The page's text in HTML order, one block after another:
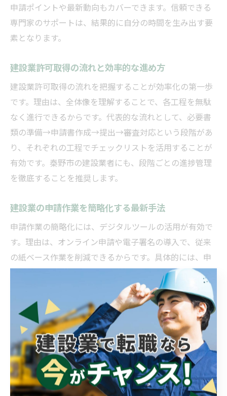
申請ポイントや最新動向もカバーできます。信頼できる
専門家のサポートは、結果的に自分の時間を生み出す要
素となります。
建設業許可取得の流れと効率的な進め方
建設業許可取得の流れを把握することが効率化の第一歩
です。理由は、全体像を理解することで、各工程を無駄
なく進行できるからです。代表的な流れとして、必要書
類の準備→申請書作成→提出→審査対応という段階があ
り、それぞれの工程でチェックリストを活用することが
有効です。秦野市の建設業者にも、段階ごとの進捗管理
を徹底することを推奨します。
建設業の申請作業を簡略化する最新手法
申請作業の簡略化には、デジタルツールの活用が有効で
す。理由は、オンライン申請や電子署名の導入で、従来
の紙ベース作業を削減できるからです。具体的には、申
請書類作成ソフトや、行政の電子申請システムを活用す
る方法が挙げられます。神奈川県秦野市の建設業界で
も、最新技術を積極的に取り入れることで、業務負担の
軽減と自分時間の創出が期待できます。
建設業手続きの見直しが自分時間を生む秘訣
手続きの見直しは、自分時間を生み出すための重要なポ
イントです。その理由は、無駄な作業を排除し、効率的